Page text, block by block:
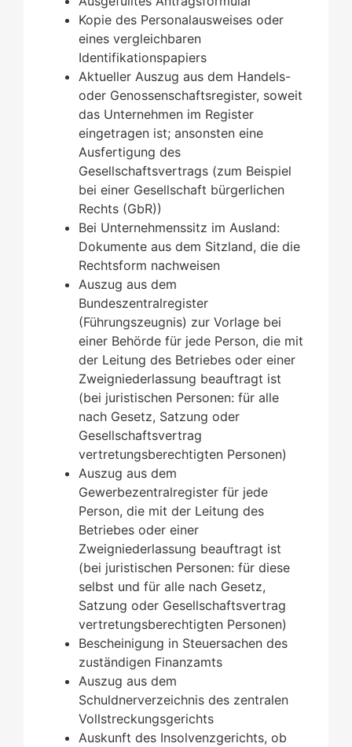
Kopie des Personalausweises oder
eines vergleichbaren
Identifikationspapiers
Aktueller Auszug aus dem Handels-
oder Genossenschaftsregister, soweit
das Unternehmen im Register
eingetragen ist; ansonsten eine
Ausfertigung des
Gesellschaftsvertrags (zum Beispiel
bei einer Gesellschaft bürgerlichen
Rechts (GbR))
Bei Unternehmenssitz im Ausland:
Dokumente aus dem Sitzland, die die
Rechtsform nachweisen
Auszug aus dem
Bundeszentralregister
(Führungszeugnis) zur Vorlage bei
einer Behörde für jede Person, die mit
der Leitung des Betriebes oder einer
Zweigniederlassung beauftragt ist
(bei juristischen Personen: für alle
nach Gesetz, Satzung oder
Gesellschaftsvertrag
vertretungsberechtigten Personen)
Auszug aus dem
Gewerbezentralregister für jede
Person, die mit der Leitung des
Betriebes oder einer
Zweigniederlassung beauftragt ist
(bei juristischen Personen: für diese
selbst und für alle nach Gesetz,
Satzung oder Gesellschaftsvertrag
vertretungsberechtigten Personen)
Bescheinigung in Steuersachen des
zuständigen Finanzamts
Auszug aus dem
Schuldnerverzeichnis des zentralen
Vollstreckungsgerichts
Auskunft des Insolvenzgerichts, ob